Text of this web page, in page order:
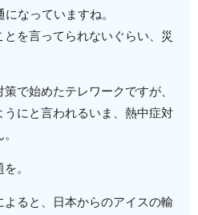
なっていますね。
を言ってられないぐらい、災
で始めたテレワークですが、
うにと言われるいま、熱中症対
。
よると、日本からのアイスの輸